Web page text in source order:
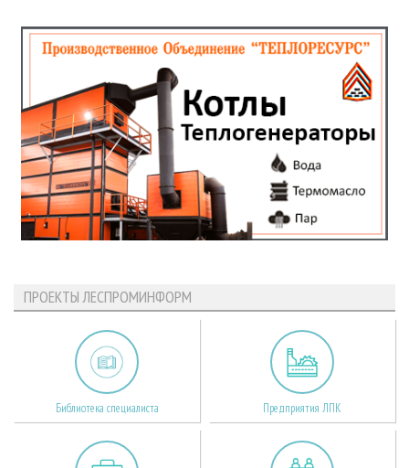
ПРОЕКТЫ ЛЕСПРОМИНФОРМ
Библиотека специалиста Предприятия ЛПК